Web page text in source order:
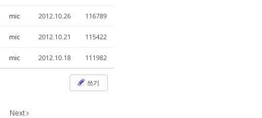
mic 2012.10.26 116789
mic 2012.10.21 115422
mic 2012.10.18 111982
쓰기
Next